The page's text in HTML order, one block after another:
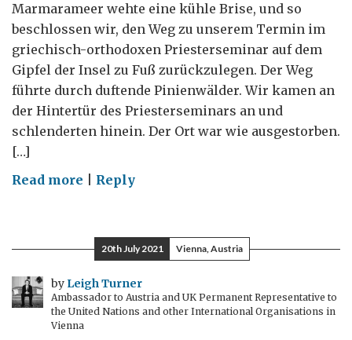
Marmarameer wehte eine kühle Brise, und so
beschlossen wir, den Weg zu unserem Termin im
griechisch-orthodoxen Priesterseminar auf dem
Gipfel der Insel zu Fuß zurückzulegen. Der Weg
führte durch duftende Pinienwälder. Wir kamen an
der Hintertür des Priesterseminars an und
schlenderten hinein. Der Ort war wie ausgestorben.
[…]
Read more on
10:
Tauche
ein
Reply
20th July 2021 Vienna, Austria
by Leigh Turner
Ambassador to Austria and UK Permanent Representative to
the United Nations and other International Organisations in
Vienna